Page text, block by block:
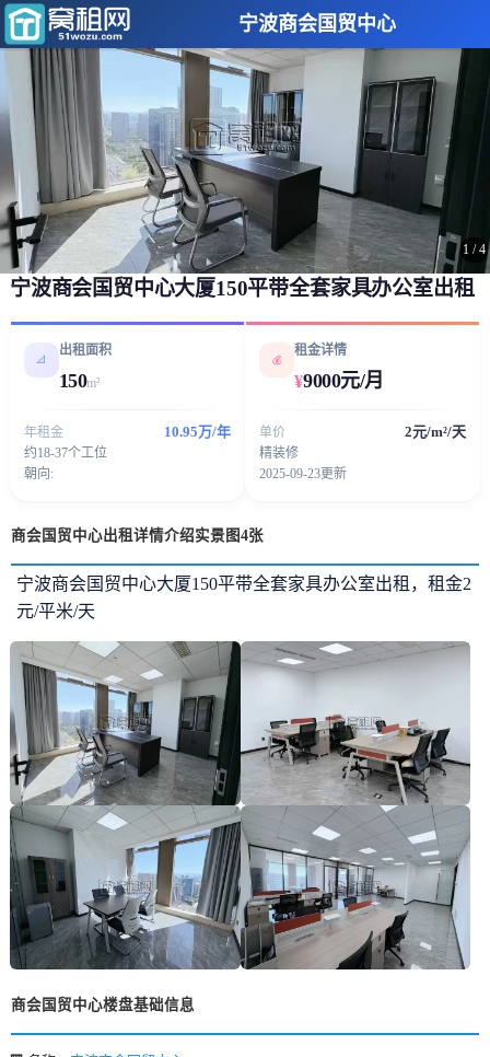
宁波商会国贸中心
1 /4
宁波商会国贸中心大厦150平带全套家具办公室出租
📐
出租面积
150m²
年租金 10.95万/年
约18-37个工位
朝向:
💰
租金详情
¥9000元/月
单价 2元/m²/天
精装修
2025-09-23更新
商会国贸中心出租详情介绍实景图4张
宁波商会国贸中心大厦150平带全套家具办公室出租，租金2
元/平米/天
商会国贸中心楼盘基础信息